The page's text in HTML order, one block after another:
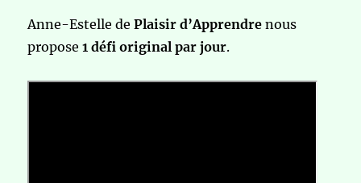
Anne-Estelle dePlaisir d’Apprendre nous
propose1 défi original par jour.